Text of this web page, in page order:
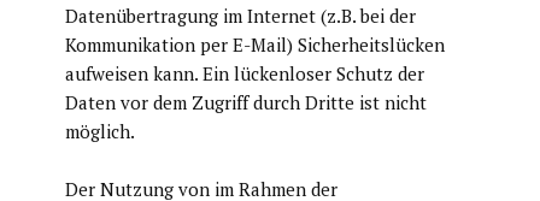
Datenübertragung im Internet (z.B. bei der
Kommunikation per E-Mail) Sicherheitslücken
aufweisen kann. Ein lückenloser Schutz der
Daten vor dem Zugriff durch Dritte ist nicht
möglich.
Der Nutzung von im Rahmen der